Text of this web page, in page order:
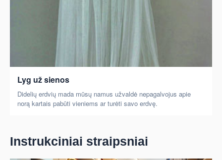
Lyg už sienos
Didelių erdvių mada mūsų namus užvaldė nepagalvojus apie
norą kartais pabūti vieniems ar turėti savo erdvę.
Instrukciniai straipsniai